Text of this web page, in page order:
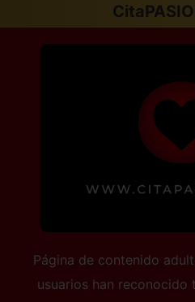
Página de contenido
usuarios han reconocido